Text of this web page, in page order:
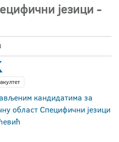
језици -
кандидатима за
област Специфични језици